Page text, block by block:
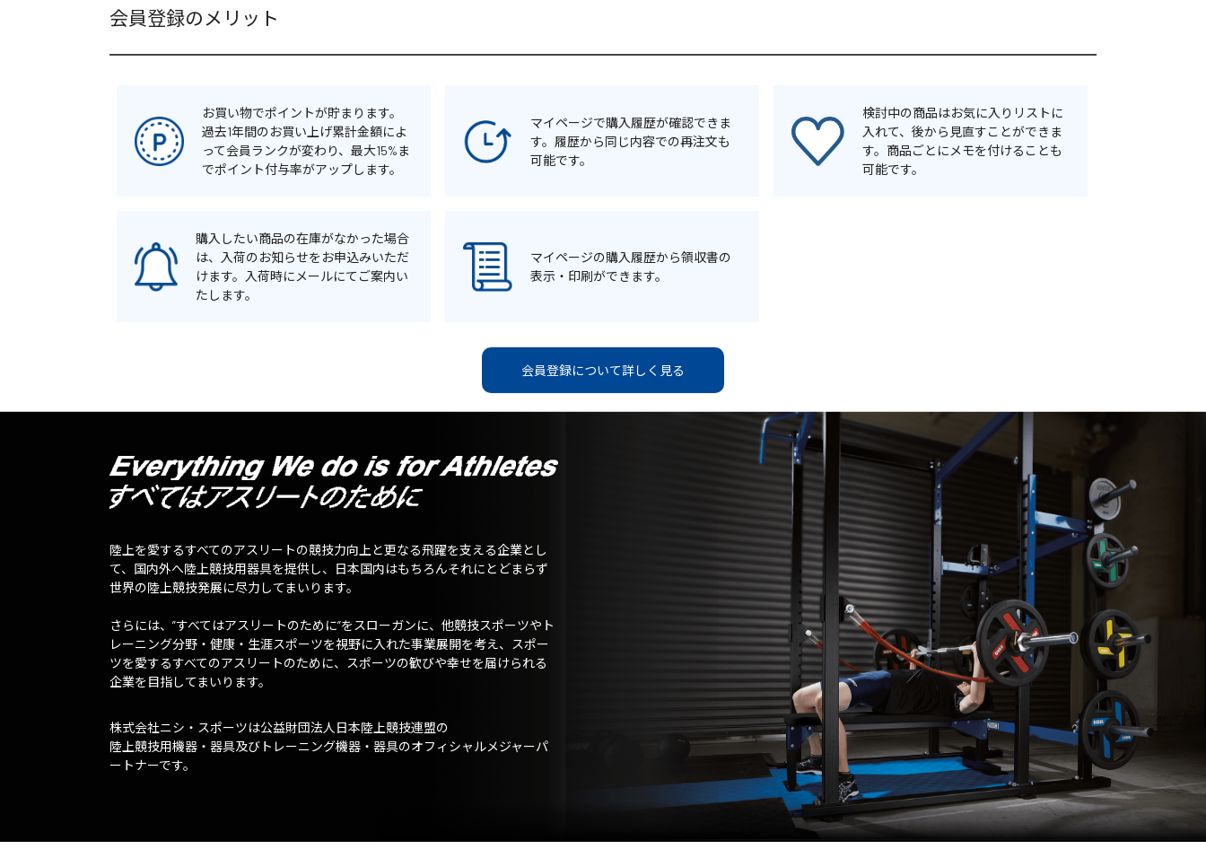
会員登録のメリット
お買い物でポイントが貯まります。
過去1年間のお買い上げ累計金額によ
って会員ランクが変わり、最大15%ま
でポイント付与率がアップします。
マイページで購入履歴が確認できま
す。履歴から同じ内容での再注文も
可能です。
検討中の商品はお気に入りリストに
入れて、後から見直すことができま
す。商品ごとにメモを付けることも
可能です。
購入したい商品の在庫がなかった場合
は、入荷のお知らせをお申込みいただ
けます。入荷時にメールにてご案内い
たします。
マイページの購入履歴から領収書の
表示・印刷ができます。
会員登録について詳しく見る
陸上を愛するすべてのアスリートの競技力向上と更なる飛躍を支える企業とし
て、国内外へ陸上競技用器具を提供し、日本国内はもちろんそれにとどまらず
世界の陸上競技発展に尽力してまいります。
さらには、”すべてはアスリートのために”をスローガンに、他競技スポーツやト
レーニング分野・健康・生涯スポーツを視野に入れた事業展開を考え、スポー
ツを愛するすべてのアスリートのために、スポーツの歓びや幸せを届けられる
企業を目指してまいります。
株式会社ニシ・スポーツは公益財団法人日本陸上競技連盟の
陸上競技用機器・器具及びトレーニング機器・器具のオフィシャルメジャーパ
ートナーです。